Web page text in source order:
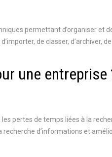
permettant d’organiser et
de classer, d’archiver,
une entreprise
pertes de temps liées à la
recherche d’informations et